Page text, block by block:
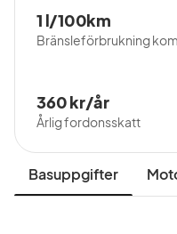
* Bilia Total: vår
finansiering,
* Carpay-kort (och/
* Hemleverans är möjlig
* Kontakta din säljare
Bränsleförbrukning
1 l/100km
Årlig fordonsskatt
360 kr/år
Basuppgifter